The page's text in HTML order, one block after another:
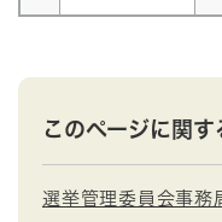
このページに関
選挙管理委員会事務